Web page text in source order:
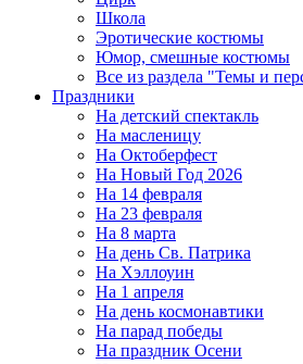
Школа
Эротические костюмы
Юмор, смешные костюмы
Все из раздела "Темы и
Праздники
На детский спектакль
На масленицу
На Октоберфест
На Новый Год 2026
На 14 февраля
На 23 февраля
На 8 марта
На день Св. Патрика
На Хэллоуин
На 1 апреля
На день космонавтики
На парад победы
На праздник Осени